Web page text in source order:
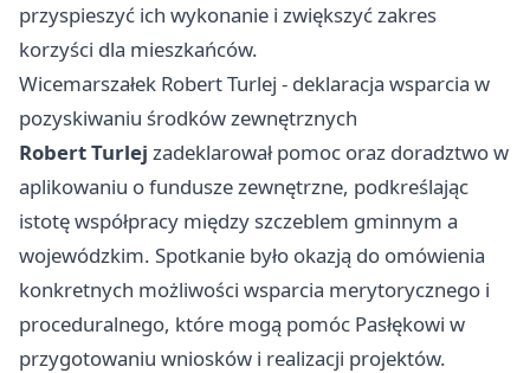
przyspieszyć ich wykonanie i zwiększyć zakres
korzyści dla mieszkańców.
Wicemarszałek Robert Turlej - deklaracja wsparcia w
pozyskiwaniu środków zewnętrznych
Robert Turlej zadeklarował pomoc oraz doradztwo w
aplikowaniu o fundusze zewnętrzne, podkreślając
istotę współpracy między szczeblem gminnym a
wojewódzkim. Spotkanie było okazją do omówienia
konkretnych możliwości wsparcia merytorycznego i
proceduralnego, które mogą pomóc Pasłękowi w
przygotowaniu wniosków i realizacji projektów.